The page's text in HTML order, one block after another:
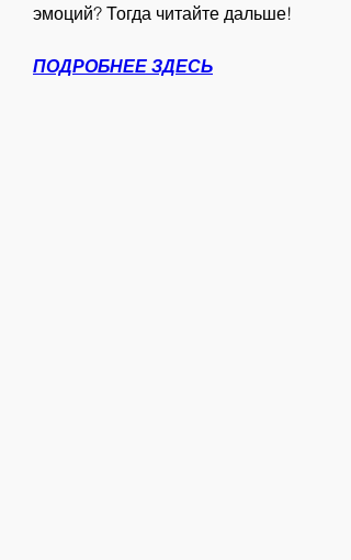
эмоций? Тогда читайте дальше!
ПОДРОБНЕЕ ЗДЕСЬ